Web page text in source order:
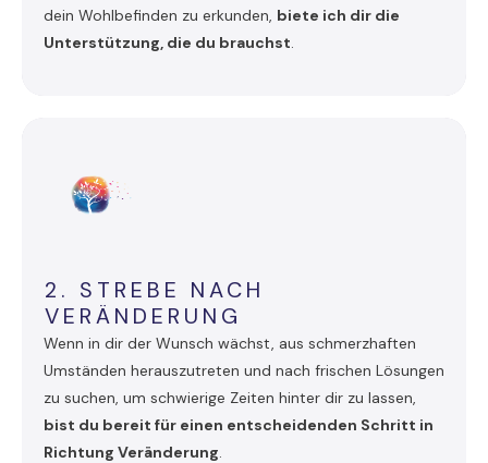
dein Wohlbefinden zu erkunden, biete ich dir die
Unterstützung, die du brauchst.
2. STREBE NACH
VERÄNDERUNG
Wenn in dir der Wunsch wächst, aus schmerzhaften
Umständen herauszutreten und nach frischen Lösungen
zu suchen, um schwierige Zeiten hinter dir zu lassen,
bist du bereit für einen entscheidenden Schritt in
Richtung Veränderung